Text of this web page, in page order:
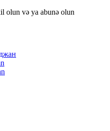
olun və ya abunə olun